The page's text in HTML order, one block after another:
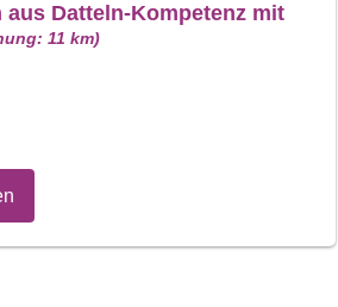
aus Datteln-Kompetenz mit
11 km)